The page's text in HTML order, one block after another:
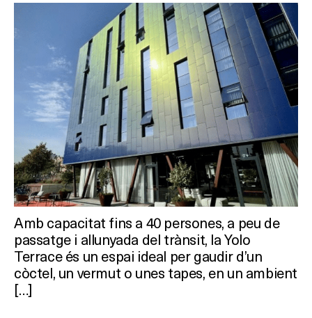
SPAS
RESTAURANTS
SALES
Activitats
On?
Amb capacitat fins a 40 persones, a peu de
passatge i allunyada del trànsit, la Yolo
Terrace és un espai ideal per gaudir d’un
còctel, un vermut o unes tapes, en un ambient
[…]